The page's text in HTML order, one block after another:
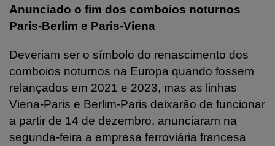
Anunciado o fim dos comboios noturnos
Paris-Berlim e Paris-Viena
Deveriam ser o símbolo do renascimento dos
comboios noturnos na Europa quando fossem
relançados em 2021 e 2023, mas as linhas
Viena-Paris e Berlim-Paris deixarão de funcionar
a partir de 14 de dezembro, anunciaram na
segunda-feira a empresa ferroviária francesa